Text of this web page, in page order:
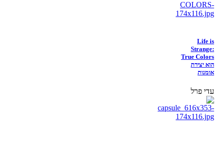
Life is
Strange:
True Colors
הוא יצירת
אומנות
עדי פרל